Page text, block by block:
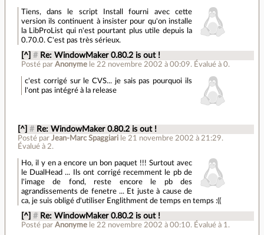
Tiens, dans le script Install fourni avec cette
version ils continuent à insister pour qu'on installe
la LibProList qui n'est pourtant plus utile depuis la
0.70.0. C'est pas très sérieux.
[^] # Re: WindowMaker 0.80.2 is out !
Posté parAnonyme le 22 novembre 2002 à 00:09. Évalué à0.
c'est corrigé sur le CVS... je sais pas pourquoi ils
l'ont pas intégré à la release
[^] # Re: WindowMaker 0.80.2 is out !
Posté par Jean-Marc Spaggiari le 21 novembre 2002 à 21:29.
Évalué à 2.
Ho, il y en a encore un bon paquet !!! Surtout avec
le DualHead ... Ils ont corrigé recemment le pb de
l'image de fond, reste encore le pb des
agrandissements de fenetre ... Et juste à cause de
ca, je suis obligé d'utiliser Englithment de temps en temps :((
[^] # Re: WindowMaker 0.80.2 is out !
Posté parAnonyme le 22 novembre 2002 à 00:10. Évalué à 1 .